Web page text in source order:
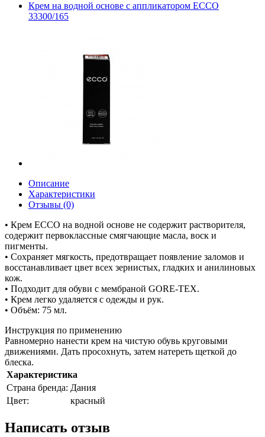
Крем на водной основе с аппликатором ECCO
33300/165
Описание
Характеристики
Отзывы (0)
• Крем ECCO на водной основе не содержит растворителя,
содержит первоклассные смягчающие масла, воск и
пигменты.
• Сохраняет мягкость, предотвращает появление заломов и
восстанавливает цвет всех зернистых, гладких и анилиновых
кож.
• Подходит для обуви с мембраной GORE-TEX.
• Крем легко удаляется с одежды и рук.
• Объём: 75 мл.
Инструкция по применению
Равномерно нанести крем на чистую обувь круговыми
движениями. Дать просохнуть, затем натереть щеткой до
блеска.
Характеристика
Страна бренда: Дания
Цвет:
красный
Написать отзыв